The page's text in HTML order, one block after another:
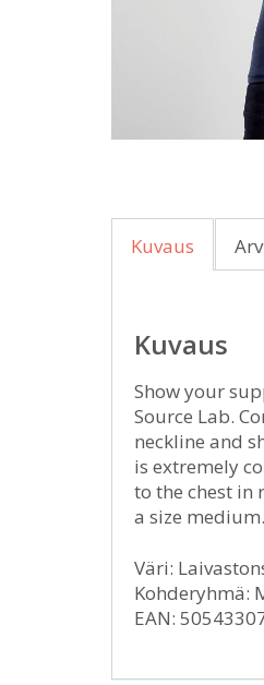
Kuvaus
Kuvaus
Show your
Source Lab.
neckline and
is extremely
to the chest in
a size medium.
Väri:
Kohderyhmä:
EAN: